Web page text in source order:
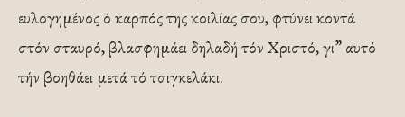
ευλογημένος ό καρπός της κοιλίας σου, φτύνει κοντά
στόν σταυρό, βλασφημάει δηλαδή τόν Χριστό, γι” αυτό
τήν βοηθάει μετά τό τσιγκελάκι.